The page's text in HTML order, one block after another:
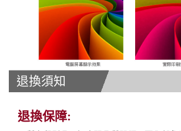
退換須知
退換保障: